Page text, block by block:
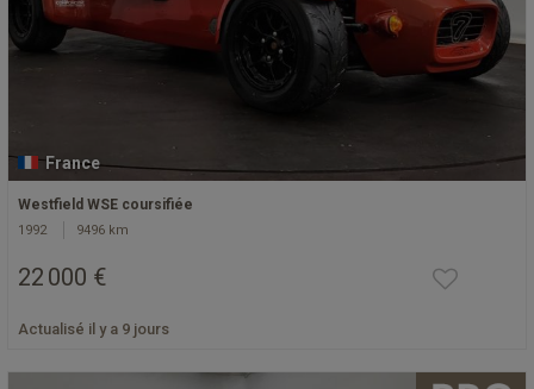
France
Westfield WSE coursifiée
1992 9496 km
22 000 €
Actualisé il y a 9 jours